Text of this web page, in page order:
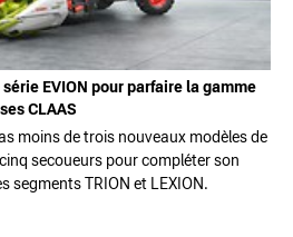
EVION pour parfaire la gamme
CLAAS
moins de trois nouveaux modèles de
secoueurs pour compléter son
segments TRION et LEXION.